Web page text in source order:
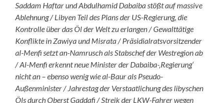
Saddam Haftar und Abdulhamid Dabaiba stößt auf massive
Ablehnung / Libyen Teil des Plans der US-Regierung, die
Kontrolle über das Öl der Welt zu erlangen / Gewalttätige
Konflikte in Zawiya und Misrata / Präsidialratsvorsitzender
al-Menfi setzt an-Namrusch als Stabschef der Westregion ab
/ Al-Menfi erkennt neue Minister der Dabaiba-‚Regierung‘
nicht an – ebenso wenig wie al-Baur als Pseudo-
Außenminister / Jahrestag der Verstaatlichung des libyschen
Öls durch Oberst Gaddafi / Streik der LKW-Fahrer wegen